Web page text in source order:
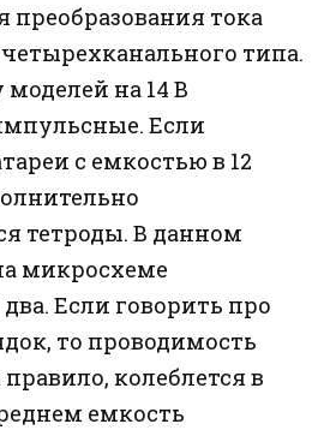
преобразования тока
типа.
на 14 В
Если
с емкостью в 12
тетроды. В данном
микросхеме
Если говорить про
то проводимость
колеблется в
емкость